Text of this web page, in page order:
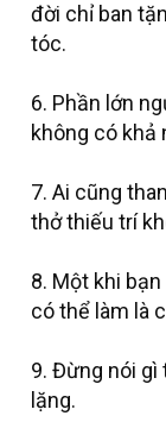
đời chỉ ban
tóc.
6. Phần lớn
không có khả
7. Ai cũng
thở thiếu trí
8. Một khi
có thể làm là
9. Đừng nói
lặng.